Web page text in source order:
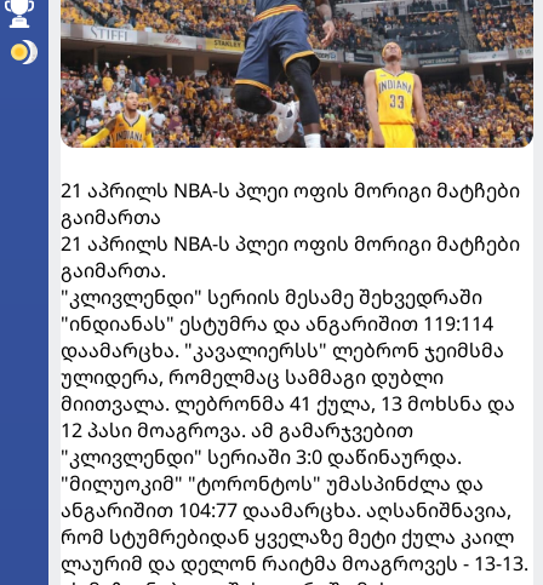
21 აპრილს NBA-ს პლეი ოფის მორიგი მატჩები
გაიმართა
21 აპრილს NBA-ს პლეი ოფის მორიგი მატჩები
გაიმართა.
"კლივლენდი" სერიის მესამე შეხვედრაში
"ინდიანას" ესტუმრა და ანგარიშით 119:114
დაამარცხა. "კავალიერსს" ლებრონ ჯეიმსმა
ულიდერა, რომელმაც სამმაგი დუბლი
მიითვალა. ლებრონმა 41 ქულა, 13 მოხსნა და
12 პასი მოაგროვა. ამ გამარჯვებით
"კლივლენდი" სერიაში 3:0 დაწინაურდა.
"მილუოკიმ" "ტორონტოს" უმასპინძლა და
ანგარიშით 104:77 დაამარცხა. აღსანიშნავია,
რომ სტუმრებიდან ყველაზე მეტი ქულა კაილ
ლაურიმ და დელონ რაიტმა მოაგროვეს - 13-13.